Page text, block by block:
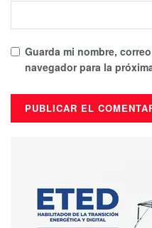
Guarda mi nombre,
navegador para la